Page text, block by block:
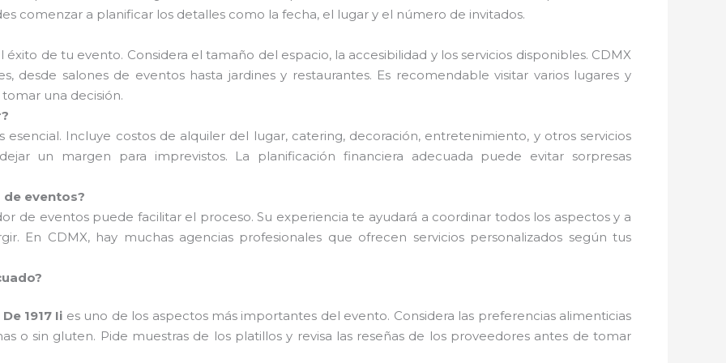
comenzar a planificar los detalles como la fecha, el lugar y el número de invitados.
de tu evento. Considera el tamaño del espacio, la accesibilidad y los servicios disponibles. CDMX
desde salones de eventos hasta jardines y restaurantes. Es recomendable visitar varios lugares y
una decisión.
Incluye costos de alquiler del lugar, catering, decoración, entretenimiento, y otros servicios
un margen para imprevistos. La planificación financiera adecuada puede evitar sorpresas
eventos?
de eventos puede facilitar el proceso. Su experiencia te ayudará a coordinar todos los aspectos y a
En CDMX, hay muchas agencias profesionales que ofrecen servicios personalizados según tus
1917 Ii es uno de los aspectos más importantes del evento. Considera las preferencias alimenticias
o sin gluten. Pide muestras de los platillos y revisa las reseñas de los proveedores antes de tomar